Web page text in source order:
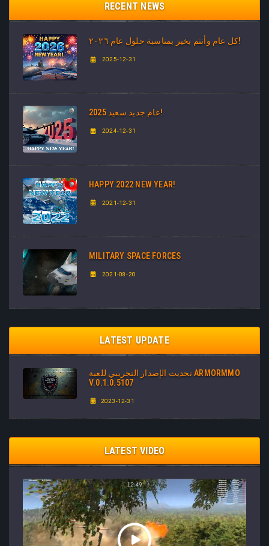
RECENT NEWS
كل عام وأنتم بخير بمناسبة حلول عام ٢٠٢٦!
2025-12-31
عام جديد سعيد 2025!
2024-12-31
HAPPY 2022 NEW YEAR!
2021-12-31
MILITARY SPACE FORCES
2021-08-20
LATEST UPDATE
تحديث الإصدار التجريبي للعبة ARMORMMO
V.0.1.0.5107
2023-12-31
LATEST VIDEO